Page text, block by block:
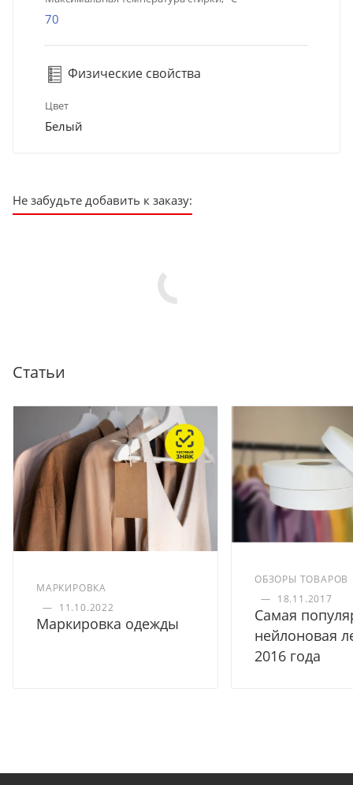
70
Физические свойства
Цвет
Белый
Не забудьте добавить к заказу:
Статьи
МАРКИРОВКА
— 11.10.2022
Маркировка одежды
ОБЗОРЫ ТОВАРОВ
— 18.11.2017
Самая
нейлоновая
2016 года